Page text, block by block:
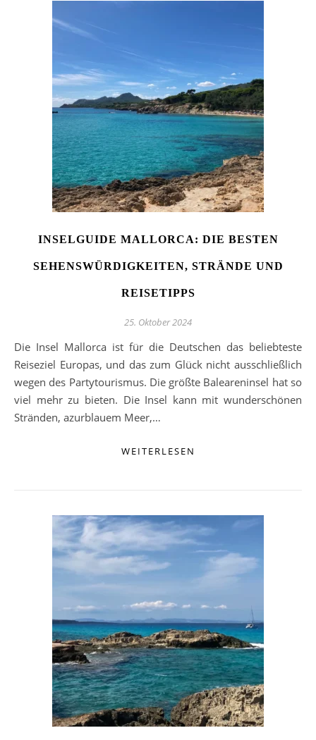
INSELGUIDE MALLORCA: DIE BESTEN
SEHENSWÜRDIGKEITEN, STRÄNDE UND
REISETIPPS
25. Oktober 2024
Die Insel Mallorca ist für die Deutschen das beliebteste
Reiseziel Europas, und das zum Glück nicht ausschließlich
wegen des Partytourismus. Die größte Baleareninsel hat so
viel mehr zu bieten. Die Insel kann mit wunderschönen
Stränden, azurblauem Meer,…
WEITERLESEN